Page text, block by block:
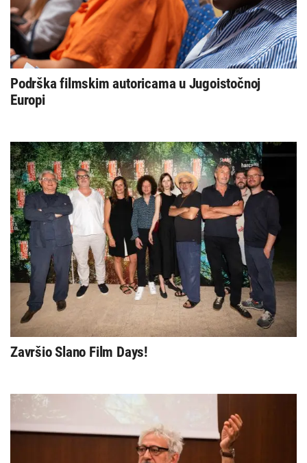
Podrška filmskim autoricama u Jugoistočnoj
Europi
Završio Slano Film Days!